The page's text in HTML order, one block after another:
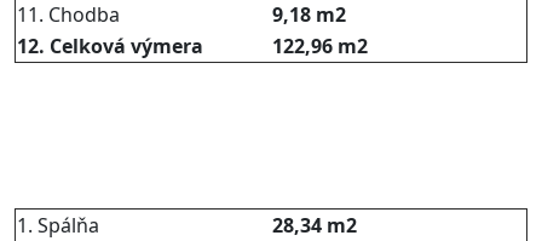
11. Chodba
9,18 m2
12. Celková výmera
122,96 m2
1. Spálňa
28,34 m2